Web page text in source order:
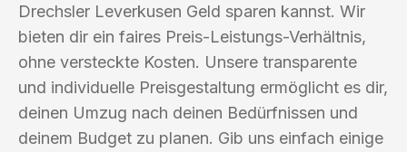
Drechsler Leverkusen Geld sparen kannst. Wir
bieten dir ein faires Preis-Leistungs-Verhältnis,
ohne versteckte Kosten. Unsere transparente
und individuelle Preisgestaltung ermöglicht es dir,
deinen Umzug nach deinen Bedürfnissen und
deinem Budget zu planen. Gib uns einfach einige